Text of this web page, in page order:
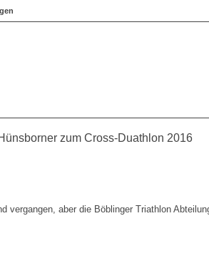
zum Cross-Duathlon 2016
vergangen, aber die Böblinger Triathlon